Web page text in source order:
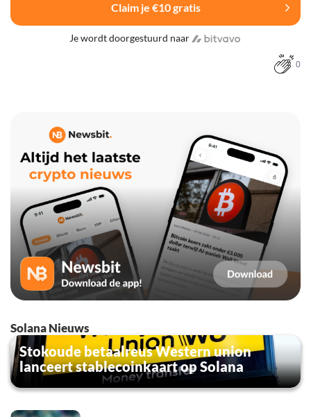
Claim je €10 gratis
Je wordt doorgestuurd naar
0
Solana Nieuws
Stokoude betaalreus Western union
lanceert stablecoinkaart op Solana